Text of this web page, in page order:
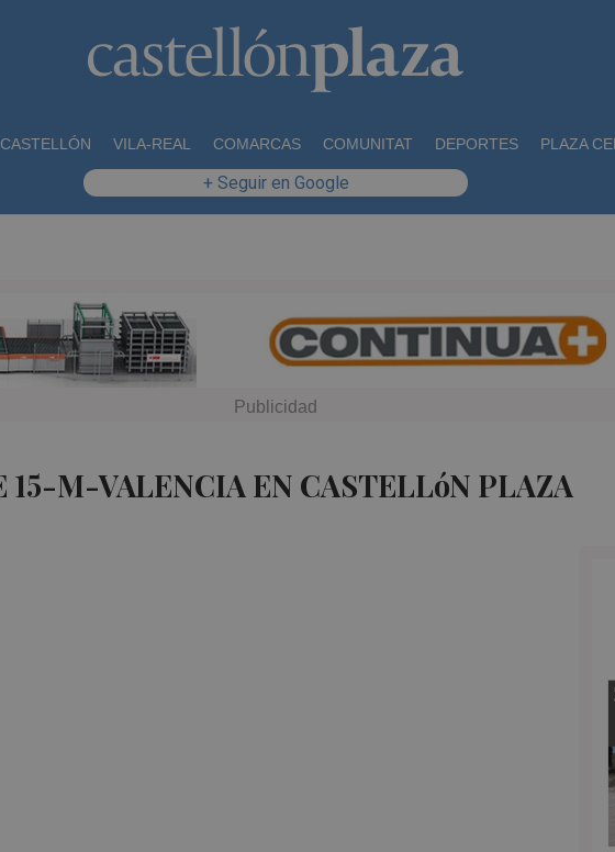
CASTELLÓN VILA-REAL COMARCAS COMUNITAT DEPORTES PLAZA
+ Seguir en Google
M-VALENCIA EN CASTELLóN PLAZA